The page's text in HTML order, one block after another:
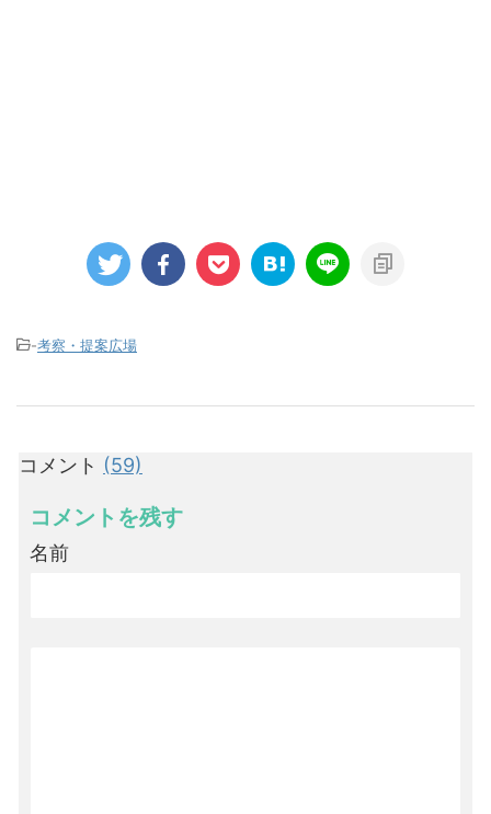
-考察・提案広場
コメント (59)
コメントを残す
名前